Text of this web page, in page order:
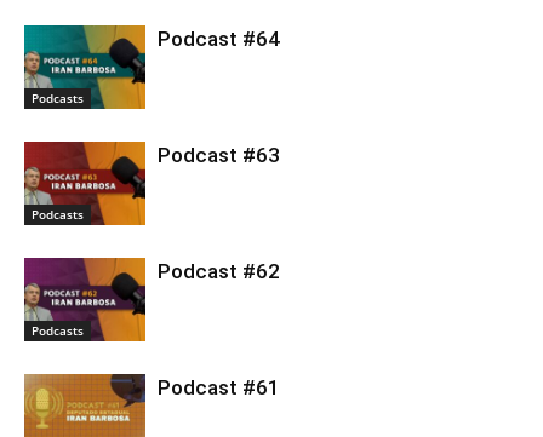
Podcasts
Podcast #64
Podcasts
Podcast #63
Podcasts
Podcast #62
Podcast #61